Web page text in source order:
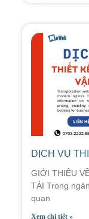
DỊCH VỤ
GIỚI THIỆU
TẢI Trong
quan
Xem chi tiết »